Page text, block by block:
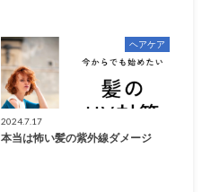
ヘアケア
2024.7.17
本当は怖い髪の紫外線ダメージ